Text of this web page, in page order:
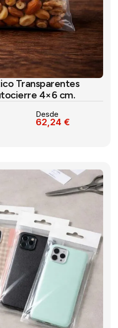
Transparentes
4×6 cm.
Desde
62,24€